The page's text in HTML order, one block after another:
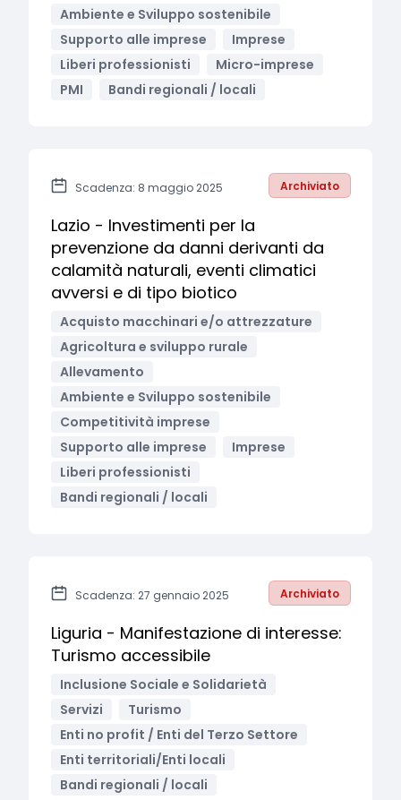
Ambiente e Sviluppo sostenibile
Supporto alle imprese
Imprese
Liberi professionisti
Micro-imprese
PMI
Bandi regionali / locali
Scadenza: 8 maggio 2025 Archiviato
Lazio - Investimenti per la
prevenzione da danni derivanti da
calamità naturali, eventi climatici
avversi e di tipo biotico
Acquisto macchinari e/o attrezzature
Agricoltura e sviluppo rurale
Allevamento
Ambiente e Sviluppo sostenibile
Competitività imprese
Supporto alle imprese
Imprese
Liberi professionisti
Bandi regionali / locali
Scadenza: 27 gennaio 2025 Archiviato
Liguria - Manifestazione di interesse:
Turismo accessibile
Inclusione Sociale e Solidarietà
Servizi
Turismo
Enti no profit / Enti del Terzo Settore
Enti territoriali/Enti locali
Bandi regionali / locali